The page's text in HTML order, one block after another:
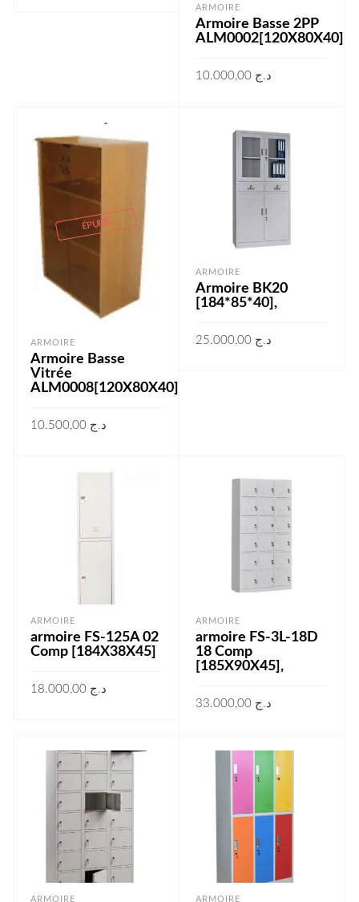
ARMOIRE
Armoire Basse 2PP
ALM0002[120X80X40]
د.ج
ÉPUISÉ
ARMOIRE
Armoire Basse
Vitrée
ALM0008[120X80X40]
د.ج 10.500,00
ARMOIRE
Armoire BK20
[184*85*40],
د.ج
ARMOIRE
armoire FS-125A 02
Comp [184X38X45]
د.ج 18.000,00
ARMOIRE
armoire FS-3L-18D
18 Comp
[185X90X45],
د.ج
ARMOIRE ARMOIRE